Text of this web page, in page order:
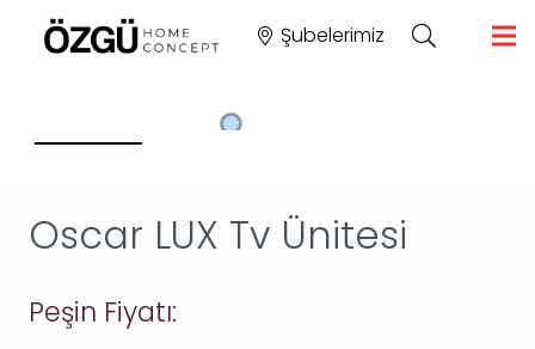
Şubelerimiz
Oscar LUX Tv Ünitesi
Peşin Fiyatı: